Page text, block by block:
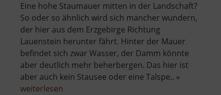
Eine hohe Staumauer mitten in der Landschaft?
So oder so ähnlich wird sich mancher wundern,
der hier aus dem Erzgebirge Richtung
Lauenstein herunter fährt. Hinter der Mauer
befindet sich zwar Wasser, der Damm könnte
aber deutlich mehr beherbergen. Das hier ist
aber auch kein Stausee oder eine Talspe.. »
weiterlesen